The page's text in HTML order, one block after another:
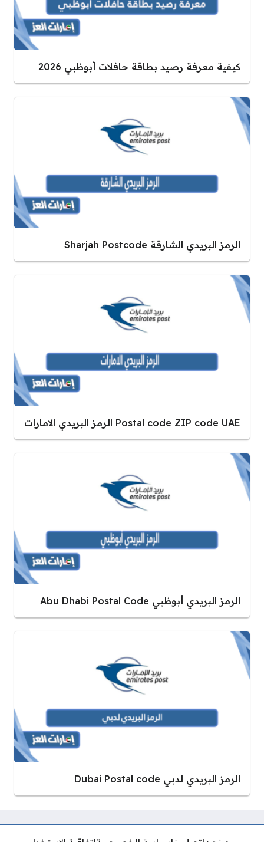
كيفية معرفة رصيد بطاقة حافلات أبوظبي 2026
الرمز البريدي الشارقة Sharjah Postcode
Postal code ZIP code UAE الرمز البريدي الامارات
الرمز البريدي أبوظبي Abu Dhabi Postal Code
الرمز البريدي لدبي Dubai Postal code